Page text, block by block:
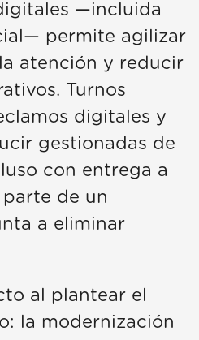
—incluida
permite agilizar
atención y reducir
Turnos
digitales y
gestionadas de
con entrega a
de un
a eliminar
al plantear el
la modernización